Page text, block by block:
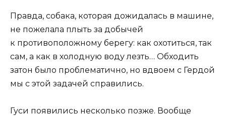
Правда, собака, которая дожидалась в машине,
не пожелала плыть за добычей
к противоположному берегу: как охотиться, так
сам, а как в холодную воду лезть… Обходить
затон было проблематично, но вдвоем с Гердой
мы с этой задачей справились.
Гуси появились несколько позже. Вообще